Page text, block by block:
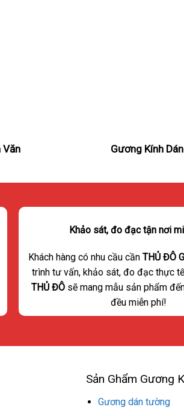
Văn Gương Kính
Khảo sát, đo đạc tận nơi
Khách hàng có nhu cầu cầnTHỦ ĐÔ
trình tư vấn, khảo sát, đo đạc thực
THỦ ĐÔ sẽ mang mẫu sản phẩm
đều miễn phí!
Sản Ghẩm Gương
Gương dán tường